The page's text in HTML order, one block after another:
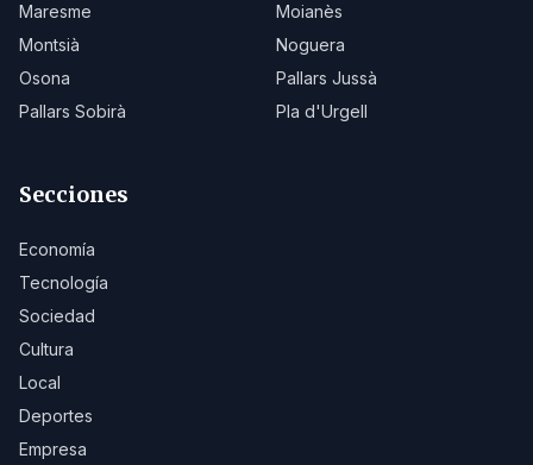
Maresme
Moianès
Montsià
Noguera
Osona
Pallars Jussà
Pallars Sobirà
Pla d'Urgell
Secciones
Economía
Tecnología
Sociedad
Cultura
Local
Deportes
Empresa